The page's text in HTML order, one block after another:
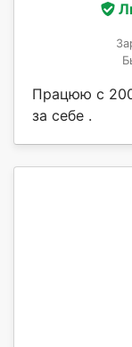
Працюю с
за себе .